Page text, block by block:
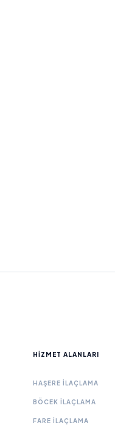
HIZMET ALANLARI
HAŞERE İLAÇLAMA
BÖCEK İLAÇLAMA
FARE İLAÇLAMA